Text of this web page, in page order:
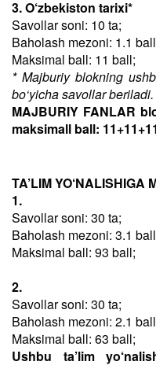
3. O‘zbekiston tarixi*
Savollar soni: 10 ta;
Baholash mezoni: 1.1
Maksimal ball: 11 ball;
* Majburiy blokning
bo‘yicha savollar beriladi.
MAJBURIY FANLAR
maksimall ball:
TA’LIM YO‘NALISHIGA
1.
Savollar soni: 30 ta;
Baholash mezoni: 3.1
Maksimal ball: 93 ball;
2.
Savollar soni: 30 ta;
Baholash mezoni: 2.1
Maksimal ball: 63 ball;
Ushbu ta’lim